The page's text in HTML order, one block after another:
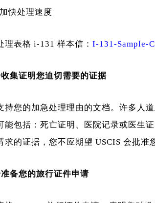
快处理速度
理表格 i-131 样本信： I-131-Sample-
集证明您迫切需要的证据
持您的加急处理理由的文档。许多人
能包括：死亡证明、医院记录或医生
求的证据，您不应期望 USCIS 会批准
备您的旅行证件申请